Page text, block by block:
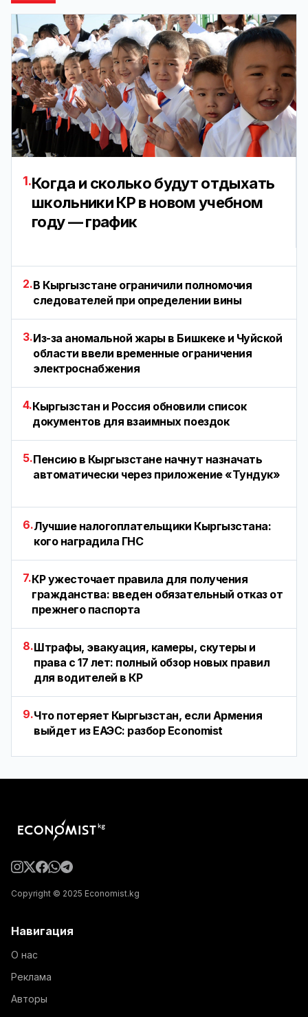
1.Когда и сколько будут отдыхать
школьники КР в новом учебном
году — график
2.В Кыргызстане ограничили полномочия
следователей при определении вины
3.Из-за аномальной жары в Бишкеке и Чуйской
области ввели временные ограничения
электроснабжения
4.Кыргызстан и Россия обновили список
документов для взаимных поездок
5.Пенсию в Кыргызстане начнут назначать
автоматически через приложение «Тундук»
6.Лучшие налогоплательщики Кыргызстана:
кого наградила ГНС
7.КР ужесточает правила для получения
гражданства: введен обязательный отказ от
прежнего паспорта
8.Штрафы, эвакуация, камеры, скутеры и
права с 17 лет: полный обзор новых правил
для водителей в КР
9.Что потеряет Кыргызстан, если Армения
выйдет из ЕАЭС: разбор Economist
Copyright © 2025 Economist.kg
Навигация
О нас
Реклама
Авторы